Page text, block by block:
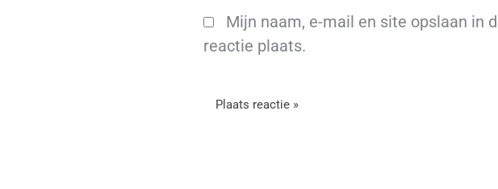
Mijn naam, e-mail en site opslaan in
reactie plaats.